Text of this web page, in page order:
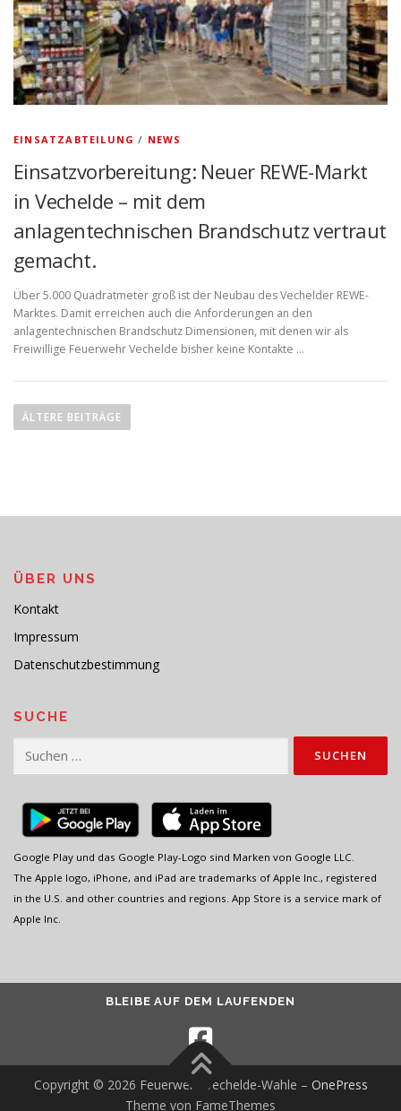
EINSATZABTEILUNG / NEWS
Einsatzvorbereitung: Neuer REWE-Markt
in Vechelde – mit dem
anlagentechnischen Brandschutz vertraut
gemacht.
Über 5.000 Quadratmeter groß ist der Neubau des Vechelder REWE-
Marktes. Damit erreichen auch die Anforderungen an den
anlagentechnischen Brandschutz Dimensionen, mit denen wir als
Freiwillige Feuerwehr Vechelde bisher keine Kontakte …
e
n
a
i
g
t
i
ÄLTERE BEITRÄGE
ÜBER UNS
Kontakt
Impressum
Datenschutzbestimmung
SUCHE
Suchen
Google Play und das Google Play-Logo sind Marken von Google LLC.
The Apple logo, iPhone, and iPad are trademarks of Apple Inc., registered
in the U.S. and other countries and regions. App Store is a service mark of
Apple Inc.
BLEIBE AUF DEM LAUFENDEN
Copyright © 2026 Feuerwehr Vechelde-Wahle – OnePress
Theme von FameThemes